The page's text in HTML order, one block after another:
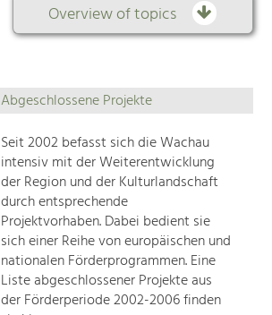
Overview of topics
Overview
of
topics
Development
within
our
region
is
extremely
Abgeschlossene Projekte
Seit 2002 befasst sich die Wachau
intensiv mit der Weiterentwicklung
der Region und der Kulturlandschaft
durch entsprechende
Projektvorhaben. Dabei bedient sie
sich einer Reihe von europäischen und
nationalen Förderprogrammen. Eine
Liste abgeschlossener Projekte aus
der Förderperiode 2002-2006 finden